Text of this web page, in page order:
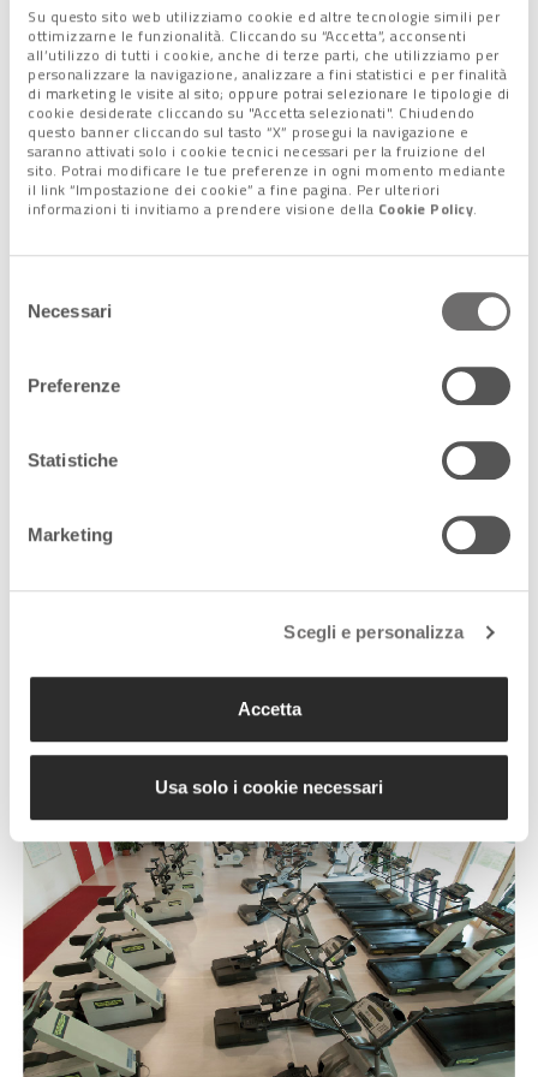
Su questo sito web utilizziamo cookie ed altre tecnologie simili per
ottimizzarne le funzionalità. Cliccando su “Accetta”, acconsenti
all’utilizzo di tutti i cookie, anche di terze parti, che utilizziamo per
personalizzare la navigazione, analizzare a fini statistici e per finalità
di marketing le visite al sito; oppure potrai selezionare le tipologie di
cookie desiderate cliccando su "Accetta selezionati". Chiudendo
questo banner cliccando sul tasto “X” prosegui la navigazione e
saranno attivati solo i cookie tecnici necessari per la fruizione del
sito. Potrai modificare le tue preferenze in ogni momento mediante
il link “Impostazione dei cookie” a fine pagina. Per ulteriori
informazioni ti invitiamo a prendere visione della Cookie Policy.
delNecessari
Preferenze
Statistiche
Marketing
Scegli e personalizza
Accetta
Usa solo i cookie necessari
ristorante, un chiosco e griglieria presso la piscina esterna, un
salone eventi con capacità di oltre 300 posti a sedere
particolarmente adatto ad appuntamenti enogastronomici,
musicali, culturali, espositivi. Nel perimetro del ParcoLivenza, i
più piccoli hanno anche a disposizione un’area giochi
attrezzata. Inoltre, durante la stagione estiva, ospitiamo i
camp organizzati dal Parco stesso, da associazioni private,
camping per ospitalità ed eventi durante l’estate».
Quali altre particolarità completano il ParcoLivenza?
«Le
area verde. Tutto è curato nei minimi dettagli, sia nella
gestione delle aree verdi, sia nell’attenzione all’impatto
energia con impianto fotovoltaico, alla mobilità interna con
struttura è dotata anche di aviosuperficie per voli ultraleggeri,
con hangar, club house e scuola di volo con apparecchiature di